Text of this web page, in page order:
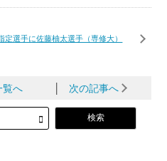
選手に佐藤柚太選手（専修大）
覧へ │ 次の記事へ